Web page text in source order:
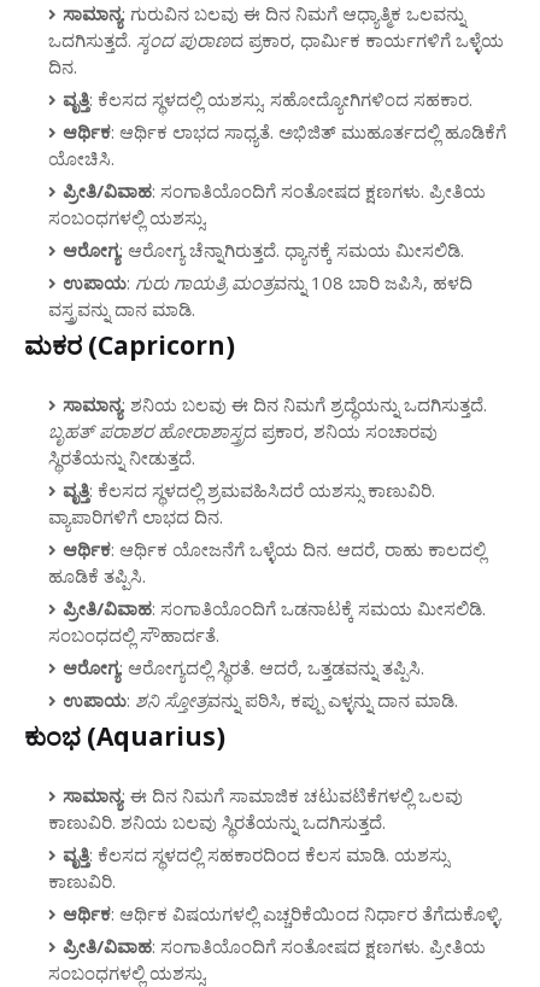
ಸಾಮಾನ್ಯ: ಗುರುವಿನ ಬಲವು ಈ ದಿನ ನಿಮಗೆ ಆಧ್ಯಾತ್ಮಿಕ ಒಲವನ್ನು
ಒದಗಿಸುತ್ತದೆ. ಸ್ಕಂದ ಪುರಾಣದ ಪ್ರಕಾರ, ಧಾರ್ಮಿಕ ಕಾರ್ಯಗಳಿಗೆ ಒಳ್ಳೆಯ
ದಿನ.
ವೃತ್ತಿ: ಕೆಲಸದ ಸ್ಥಳದಲ್ಲಿ ಯಶಸ್ಸು. ಸಹೋದ್ಯೋಗಿಗಳಿಂದ ಸಹಕಾರ.
ಆರ್ಥಿಕ: ಆರ್ಥಿಕ ಲಾಭದ ಸಾಧ್ಯತೆ. ಅಭಿಜಿತ್ ಮುಹೂರ್ತದಲ್ಲಿ ಹೂಡಿಕೆಗೆ
ಯೋಚಿಸಿ.
ಪ್ರೀತಿ/ವಿವಾಹ: ಸಂಗಾತಿಯೊಂದಿಗೆ ಸಂತೋಷದ ಕ್ಷಣಗಳು. ಪ್ರೀತಿಯ
ಸಂಬಂಧಗಳಲ್ಲಿ ಯಶಸ್ಸು.
ಆರೋಗ್ಯ: ಆರೋಗ್ಯ ಚೆನ್ನಾಗಿರುತ್ತದೆ. ಧ್ಯಾನಕ್ಕೆ ಸಮಯ ಮೀಸಲಿಡಿ.
ಉಪಾಯ: ಗುರು ಗಾಯತ್ರಿ ಮಂತ್ರವನ್ನು 108 ಬಾರಿ ಜಪಿಸಿ, ಹಳದಿ
ವಸ್ತ್ರವನ್ನು ದಾನ ಮಾಡಿ.
ಮಕರ (Capricorn)
ಸಾಮಾನ್ಯ: ಶನಿಯ ಬಲವು ಈ ದಿನ ನಿಮಗೆ ಶ್ರದ್ಧೆಯನ್ನು ಒದಗಿಸುತ್ತದೆ.
ಬೃಹತ್ ಪರಾಶರ ಹೋರಾಶಾಸ್ತ್ರದ ಪ್ರಕಾರ, ಶನಿಯ ಸಂಚಾರವು
ಸ್ಥಿರತೆಯನ್ನು ನೀಡುತ್ತದೆ.
ವೃತ್ತಿ: ಕೆಲಸದ ಸ್ಥಳದಲ್ಲಿ ಶ್ರಮವಹಿಸಿದರೆ ಯಶಸ್ಸು ಕಾಣುವಿರಿ.
ವ್ಯಾಪಾರಿಗಳಿಗೆ ಲಾಭದ ದಿನ.
ಆರ್ಥಿಕ: ಆರ್ಥಿಕ ಯೋಜನೆಗೆ ಒಳ್ಳೆಯ ದಿನ. ಆದರೆ, ರಾಹು ಕಾಲದಲ್ಲಿ
ಹೂಡಿಕೆ ತಪ್ಪಿಸಿ.
ಪ್ರೀತಿ/ವಿವಾಹ: ಸಂಗಾತಿಯೊಂದಿಗೆ ಒಡನಾಟಕ್ಕೆ ಸಮಯ ಮೀಸಲಿಡಿ.
ಸಂಬಂಧದಲ್ಲಿ ಸೌಹಾರ್ದತೆ.
ಆರೋಗ್ಯ: ಆರೋಗ್ಯದಲ್ಲಿ ಸ್ಥಿರತೆ. ಆದರೆ, ಒತ್ತಡವನ್ನು ತಪ್ಪಿಸಿ.
ಉಪಾಯ: ಶನಿ ಸ್ತೋತ್ರವನ್ನು ಪಠಿಸಿ, ಕಪ್ಪು ಎಳ್ಳನ್ನು ದಾನ ಮಾಡಿ.
ಕುಂಭ (Aquarius)
ಸಾಮಾನ್ಯ: ಈ ದಿನ ನಿಮಗೆ ಸಾಮಾಜಿಕ ಚಟುವಟಿಕೆಗಳಲ್ಲಿ ಒಲವು
ಕಾಣುವಿರಿ. ಶನಿಯ ಬಲವು ಸ್ಥಿರತೆಯನ್ನು ಒದಗಿಸುತ್ತದೆ.
ವೃತ್ತಿ: ಕೆಲಸದ ಸ್ಥಳದಲ್ಲಿ ಸಹಕಾರದಿಂದ ಕೆಲಸ ಮಾಡಿ. ಯಶಸ್ಸು
ಕಾಣುವಿರಿ.
ಆರ್ಥಿಕ: ಆರ್ಥಿಕ ವಿಷಯಗಳಲ್ಲಿ ಎಚ್ಚರಿಕೆಯಿಂದ ನಿರ್ಧಾರ ತೆಗೆದುಕೊಳ್ಳಿ.
ಪ್ರೀತಿ/ವಿವಾಹ: ಸಂಗಾತಿಯೊಂದಿಗೆ ಸಂತೋಷದ ಕ್ಷಣಗಳು. ಪ್ರೀತಿಯ
ಸಂಬಂಧಗಳಲ್ಲಿ ಯಶಸ್ಸು.